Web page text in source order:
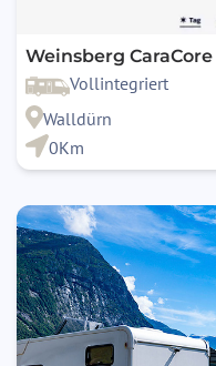
Weinsberg
Vollintegriert
Walldürn
0Km